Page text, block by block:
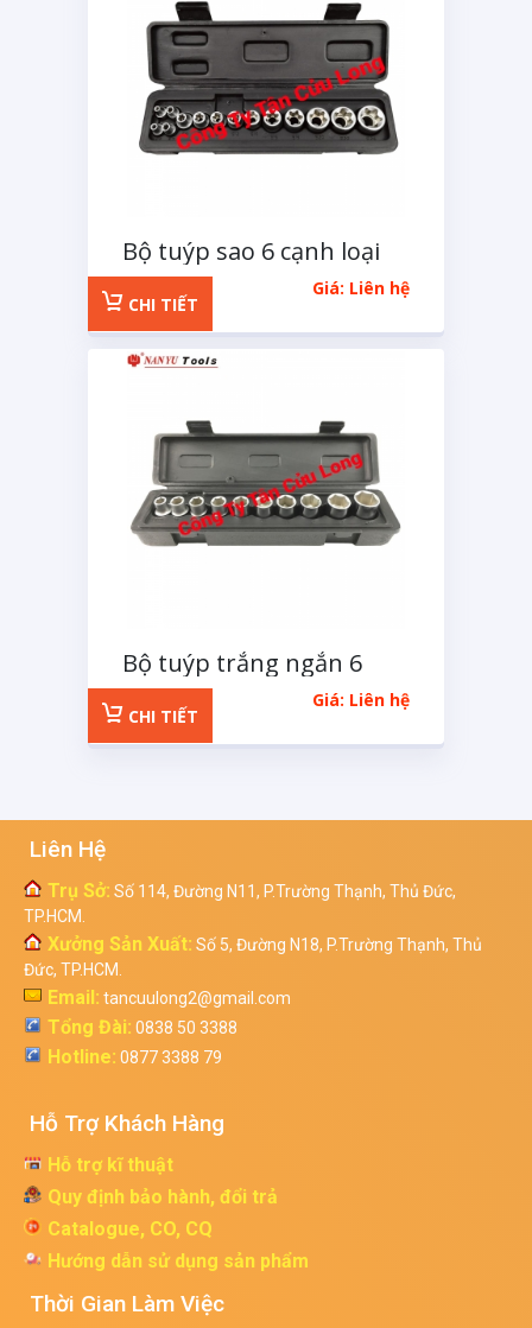
Bộ tuýp sao 6 cạnh loại
tuýp E 14 chi tiết
Giá: Liên hệ
CHI TIẾT
Bộ tuýp trắng ngắn 6
cạnh 1/2 inchs 11 chi tiết
Giá: Liên hệ
CHI TIẾT
Liên Hệ
Trụ Sở: Số 114, Đường N11, P.Trường Thạnh, Thủ Đức,
TP.HCM.
Xưởng Sản Xuất: Số 5, Đường N18, P.Trường Thạnh, Thủ
Đức, TP.HCM.
Email: tancuulong2@gmail.com
Tổng Đài: 0838 50 3388
Hotline: 0877 3388 79
Hỗ Trợ Khách Hàng
Hỗ trợ kĩ thuật
Quy định bảo hành, đổi trả
Catalogue, CO, CQ
Hướng dẫn sử dụng sản phẩm
Thời Gian Làm Việc